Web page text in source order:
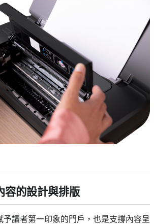
容的設計與排版
予讀者第一印象的門戶，也是支撐內容呈